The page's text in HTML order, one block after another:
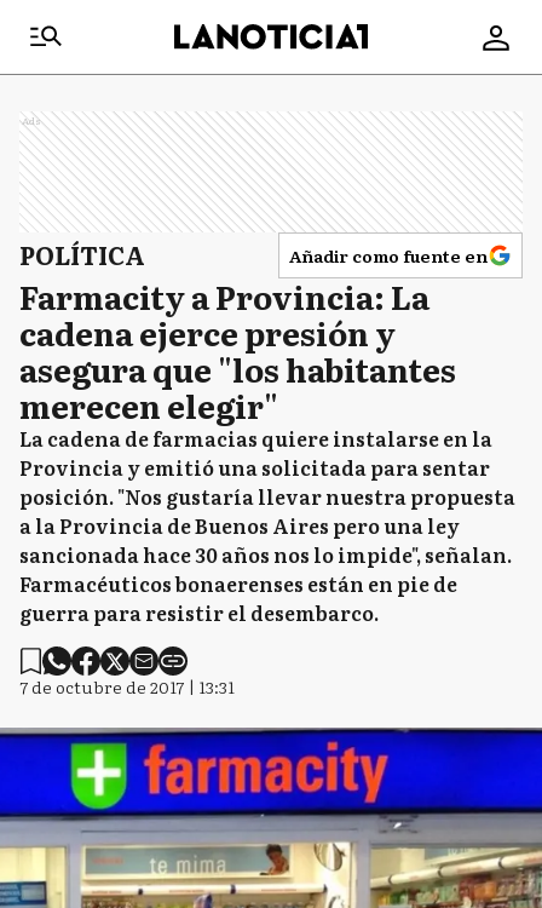
Ads
POLÍTICA Añadir como fuente en
Farmacity a Provincia: La
cadena ejerce presión y
asegura que "los habitantes
merecen elegir"
La cadena de farmacias quiere instalarse en la
Provincia y emitió una solicitada para sentar
posición. "Nos gustaría llevar nuestra propuesta
a la Provincia de Buenos Aires pero una ley
sancionada hace 30 años nos lo impide", señalan.
Farmacéuticos bonaerenses están en pie de
guerra para resistir el desembarco.
7 de octubre de 2017 | 13:31